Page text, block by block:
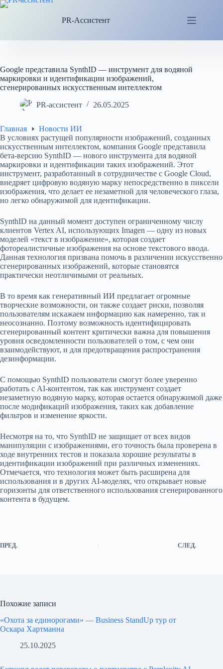
Перейти
PR-Ассистент
Google представила SynthID — инструмент для водяной
маркировки и идентификации изображений,
сгенерированных искусственным интеллектом
PR-ассистент 26.05.2025
Главная
Новости ИИ
В условиях растущей популярности изображений, созданных
искусственным интеллектом, компания Google представила
бета-версию SynthID — нового инструмента для водяной
маркировки и идентификации таких изображений. Этот
инструмент, разработанный в сотрудничестве с Google Cloud,
внедряет цифровую водяную марку непосредственно в пиксели
изображения, что делает ее незаметной для человеческого глаза,
но легко обнаружимой для идентификации.
SynthID на данный момент доступен ограниченному числу
клиентов Vertex AI, использующих Imagen — одну из новых
моделей «текст в изображение», которая создает
фотореалистичные изображения на основе текстового ввода.
Данная технология призвана помочь в различении искусственно
сгенерированных изображений, которые становятся
практически неотличимыми от реальных.
В то время как генеративный ИИ предлагает огромные
творческие возможности, он также создает риски, позволяя
пользователям искажаем информацию как намеренно, так и
неосознанно. Поэтому возможность идентифицировать
сгенерированный контент критически важна для повышения
уровня осведомленности пользователей о том, с чем они
взаимодействуют, и для предотвращения распространения
дезинформации.
С помощью SynthID пользователи смогут более уверенно
работать с AI-контентом, так как инструмент создает
незаметную водяную марку, которая остается обнаружимой даже
после модификаций изображения, таких как добавление
фильтров и изменение яркости.
Несмотря на то, что SynthID не защищает от всех видов
манипуляции с изображениями, его точность была проверена в
ходе внутренних тестов и показала хорошие результаты в
идентификации изображений при различных изменениях.
Отмечается, что технология может быть расширена для
использования и в других AI-моделях, что открывает новые
горизонты для ответственного использования сгенерированного
контента в будущем.
ПРЕД. СЛЕД.
Похожие записи
«Охота за единорогами» — Business StandUp тур от
Оскара Хартманна
25.10.2025